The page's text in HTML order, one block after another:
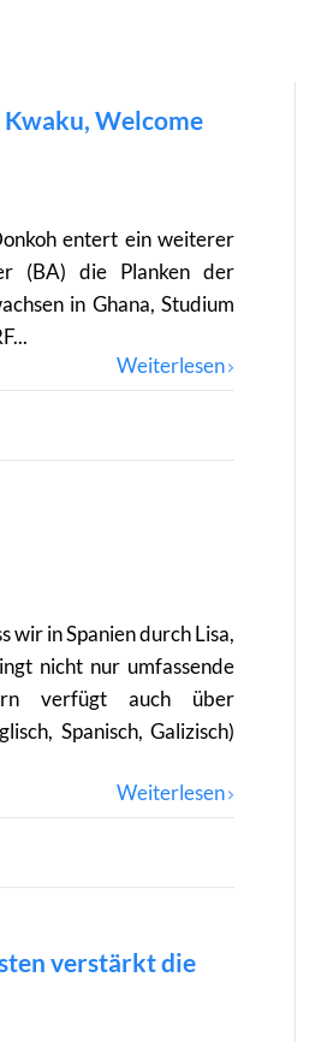
Welcome
entert ein weiterer
(BA) die Planken der
in Ghana, Studium
Weiterlesen
wir in Spanien durch Lisa,
nicht nur umfassende
verfügt auch über
Spanisch, Galizisch)
Weiterlesen
verstärkt die